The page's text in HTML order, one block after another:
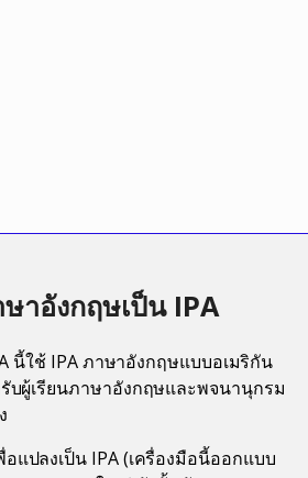
าอังกฤษเป็น IPA
นี้ใช้ IPA ภาษาอังกฤษแบบอเมริกัน
บผู้เรียนภาษาอังกฤษและพจนานุกรม
ปลงเป็น IPA (เครื่องมือนี้ออกแบบ